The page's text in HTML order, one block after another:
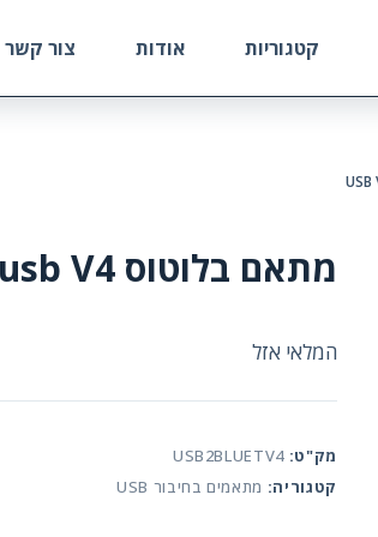
קטגוריות אודות צור קשר
מתאם בלוטוס usb V4
המלאי אזל
מק"ט: USB2BLUETV4
קטגוריה: מתאמים בחיבור USB